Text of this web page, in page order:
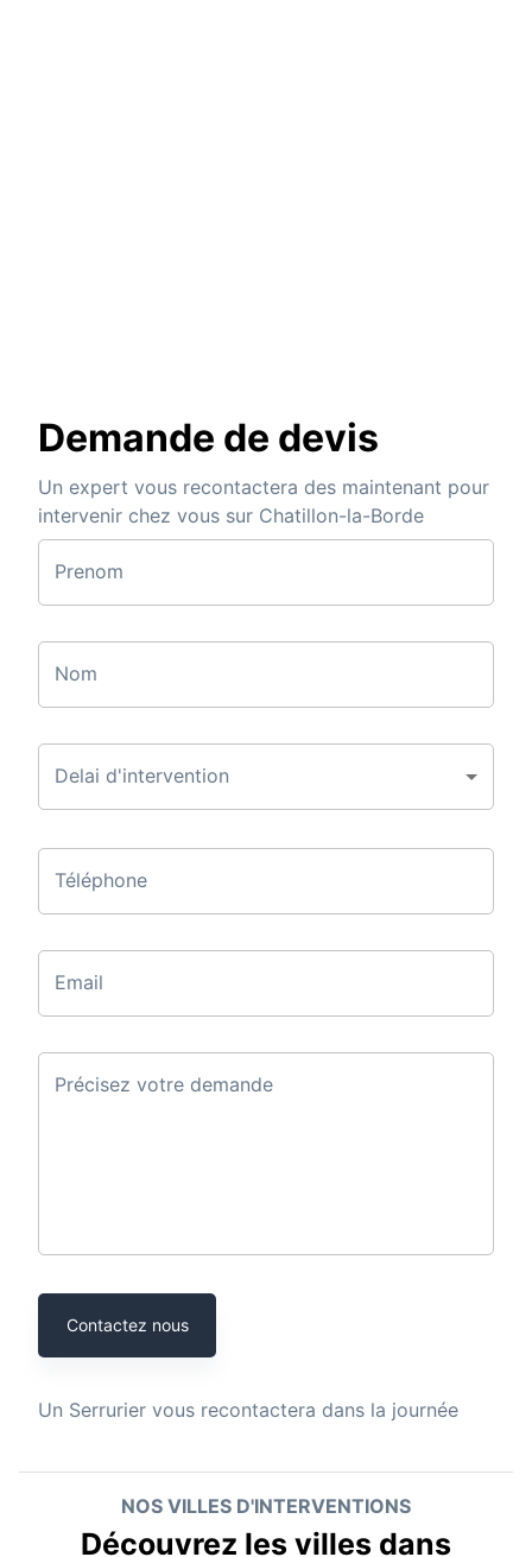
Demande de devis
Un expert vous recontactera des maintenant pour
intervenir chez vous sur Chatillon-la-Borde
Prenom
Nom
Delai d'intervention
Téléphone
Email
Précisez votre demande
Contactez nous
Un Serrurier vous recontactera dans la journée
NOS VILLES D'INTERVENTIONS
Découvrez les villes dans